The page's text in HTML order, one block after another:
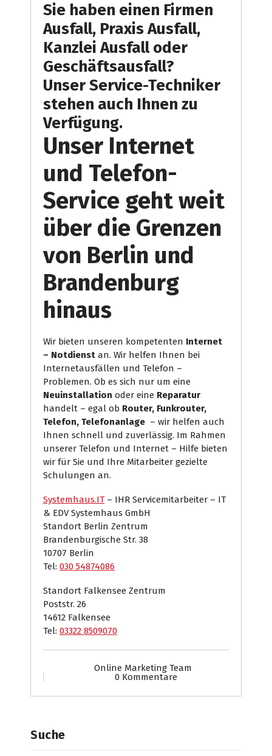
Sie haben einen Firmen
Ausfall, Praxis Ausfall,
Kanzlei Ausfall oder
Geschäftsausfall?
Unser Service-Techniker
stehen auch Ihnen zu
Verfügung.
Unser Internet
und Telefon-
Service geht weit
über die Grenzen
von Berlin und
Brandenburg
hinaus
Wir bieten unseren kompetenten Internet
– Notdienst an. Wir helfen Ihnen bei
Internetausfällen und Telefon –
Problemen. Ob es sich nur um eine
Neuinstallation oder eine Reparatur
handelt – egal ob Router, Funkrouter,
Telefon, Telefonanlage – wir helfen auch
Ihnen schnell und zuverlässig. Im Rahmen
unserer Telefon und Internet – Hilfe bieten
wir für Sie und Ihre Mitarbeiter gezielte
Schulungen an.
Systemhaus.IT – IHR Servicemitarbeiter – IT
& EDV Systemhaus GmbH
Standort Berlin Zentrum
Brandenburgische Str. 38
10707 Berlin
Tel: 030 54874086
Standort Falkensee Zentrum
Poststr. 26
14612 Falkensee
Tel: 03322 8509070
Online Marketing Team
0 Kommentare
Suche